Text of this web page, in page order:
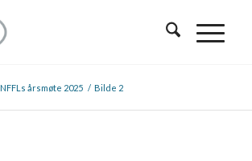
NFFLs årsmøte 2025 / Bilde 2